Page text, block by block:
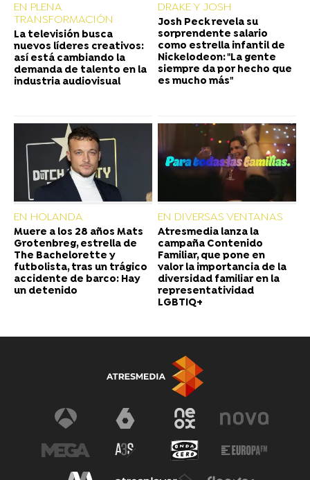
EN PLENA
TRANSFORMACIÓN
La televisión busca
nuevos líderes creativos:
así está cambiando la
demanda de talento en la
industria audiovisual
DRAKE Y JOSH
Josh Peck revela su
sorprendente salario
como estrella infantil de
Nickelodeon: "La gente
siempre da por hecho que
es mucho más"
EN HOLANDA
Muere a los 28 años Mats
Grotenbreg, estrella de
The Bachelorette y
futbolista, tras un trágico
accidente de barco: Hay
un detenido
EN DIVERSAS VENTANAS
Atresmedia lanza la
campaña Contenido
Familiar, que pone en
valor la importancia de la
diversidad familiar en la
representatividad
LGBTIQ+